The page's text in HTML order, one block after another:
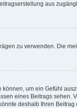
aus
zu verwenden. Die
um ein Gefühl
eines Beitrags
deshalb Ihren